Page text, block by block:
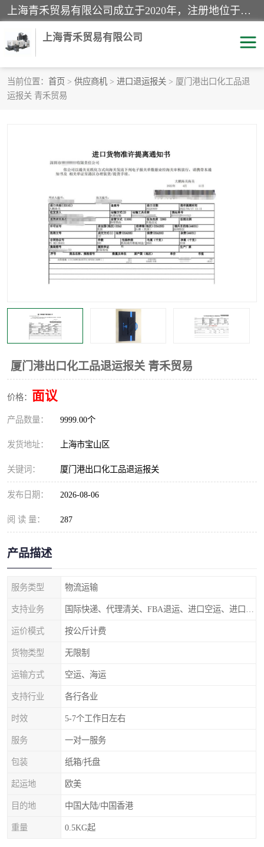
上海青禾贸易有限公司成立于2020年，注册地位于上海市宝山区。经营范围包括：机械设备、五金制品、劳防用品、电子产品、塑胶制品、家具、模具、纺织品、仪器仪表、建筑材料、装饰材料、化工产品、金属制品、机车配件等货物进出口报关、清关服务。
上海青禾贸易有限公司
当前位置： 首页 > 供应商机 > 进口退运报关 > 厦门港出口化工品退
运报关 青禾贸易
厦门港出口化工品退运报关 青禾贸易
价格： 面议
产品数量： 9999.00个
发货地址： 上海市宝山区
关键词： 厦门港出口化工品退运报关
发布日期： 2026-08-06
阅 读 量： 287
产品描述
服务类型 物流运输
支持业务
运价模式 按公斤计费
货物类型 无限制
运输方式 空运、海运
支持行业 各行各业
时效 5-7个工作日左右
服务 一对一服务
包装 纸箱/托盘
起运地 欧美
目的地 中国大陆/中国香港
重量 0.5KG起
酒类饮料报关
快递清关 进口杂货清关
机床进口清关
国际灯具清关